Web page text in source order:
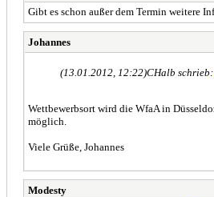
Gibt es schon außer dem Termin weitere
Johannes
(13.01.2012, 12:22)CHalb schrieb:
Wettbewerbsort wird die WfaA in
möglich.
Viele Grüße, Johannes
Modesty